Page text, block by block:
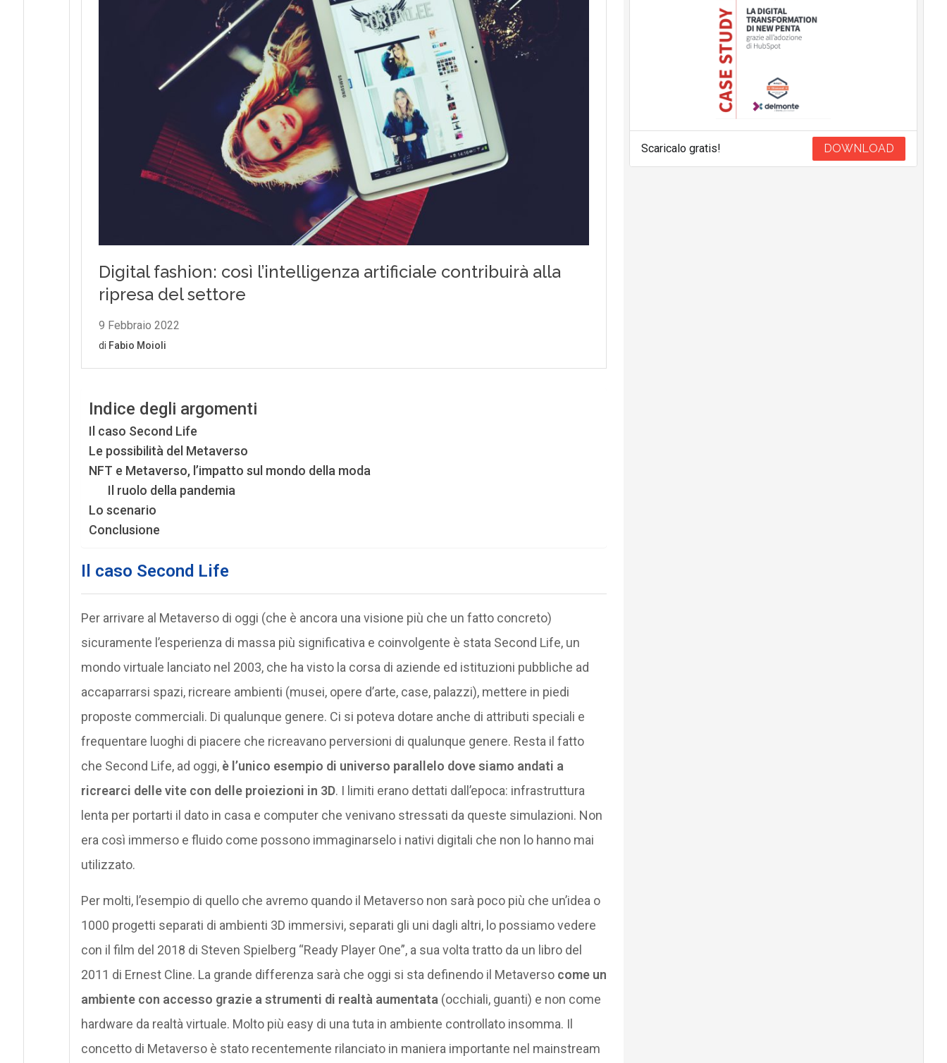
Indice degli argomenti
Il caso Second Life
Le possibilità del Metaverso
NFT e Metaverso, l’impatto sul mondo della moda
Il ruolo della pandemia
Lo scenario
Conclusione
Il caso Second Life
Per arrivare al Metaverso di oggi (che è ancora una visione più che un fatto concreto)
sicuramente l’esperienza di massa più significativa e coinvolgente è stata Second Life, un
mondo virtuale lanciato nel 2003, che ha visto la corsa di aziende ed istituzioni pubbliche ad
accaparrarsi spazi, ricreare ambienti (musei, opere d’arte, case, palazzi), mettere in piedi
proposte commerciali. Di qualunque genere. Ci si poteva dotare anche di attributi speciali e
frequentare luoghi di piacere che ricreavano perversioni di qualunque genere. Resta il fatto
che Second Life, ad oggi, è l’unico esempio di universo parallelo dove siamo andati a
ricrearci delle vite con delle proiezioni in 3D. I limiti erano dettati dall’epoca: infrastruttura
lenta per portarti il dato in casa e computer che venivano stressati da queste simulazioni. Non
era così immerso e fluido come possono immaginarselo i nativi digitali che non lo hanno mai
utilizzato.
Per molti, l’esempio di quello che avremo quando il Metaverso non sarà poco più che un’idea o
1000 progetti separati di ambienti 3D immersivi, separati gli uni dagli altri, lo possiamo vedere
con il film del 2018 di Steven Spielberg “Ready Player One”, a sua volta tratto da un libro del
2011 di Ernest Cline. La grande differenza sarà che oggi si sta definendo il Metaverso come un
ambiente con accesso grazie a strumenti di realtà aumentata (occhiali, guanti) e non come
hardware da realtà virtuale. Molto più easy di una tuta in ambiente controllato insomma. Il
concetto di Metaverso è stato recentemente rilanciato in maniera importante nel mainstream
Scaricalo gratis! DOWNLOAD